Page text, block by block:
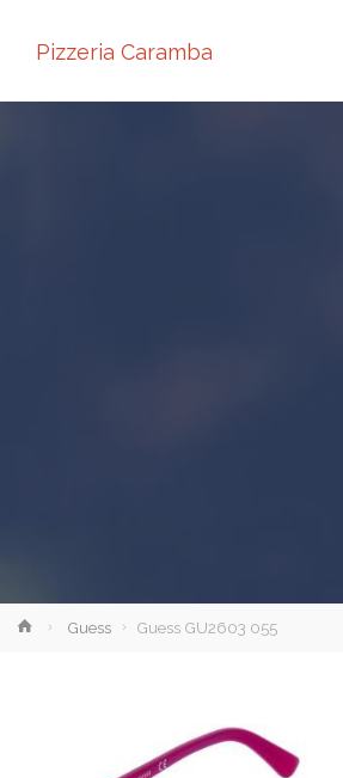
Pizzeria Caramba
StronaGuess Guess GU2603 055